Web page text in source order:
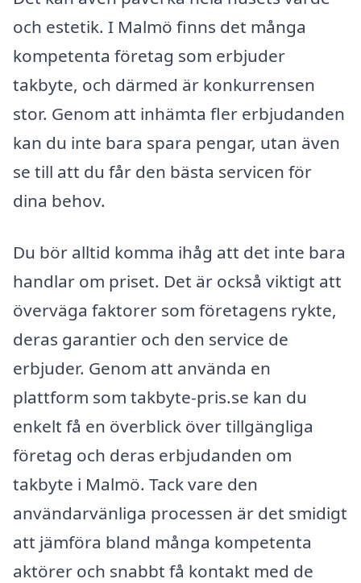
och estetik. I Malmö finns det många
kompetenta företag som erbjuder
takbyte, och därmed är konkurrensen
stor. Genom att inhämta fler erbjudanden
kan du inte bara spara pengar, utan även
se till att du får den bästa servicen för
dina behov.
Du bör alltid komma ihåg att det inte bara
handlar om priset. Det är också viktigt att
överväga faktorer som företagens rykte,
deras garantier och den service de
erbjuder. Genom att använda en
plattform som takbyte-pris.se kan du
enkelt få en överblick över tillgängliga
företag och deras erbjudanden om
takbyte i Malmö. Tack vare den
användarvänliga processen är det smidigt
att jämföra bland många kompetenta
aktörer och snabbt få kontakt med de